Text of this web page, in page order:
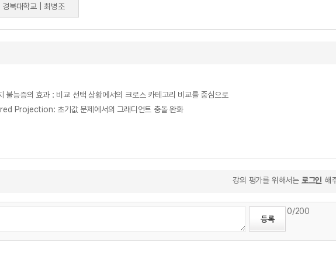
경북대학교 | 최병조
효과 : 비교 선택 상황에서의 크로스 카테고리 비교를 중심으로
초기값 문제에서의 그래디언트 충돌 완화
강의 평가를 위해서는 로그인 해
0/200